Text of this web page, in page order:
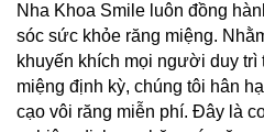
Nha Khoa Smile luôn đồng
sóc sức khỏe răng miệng.
khuyến khích mọi người duy trì
miệng định kỳ, chúng tôi hân
cạo vôi răng miễn phí. Đây là